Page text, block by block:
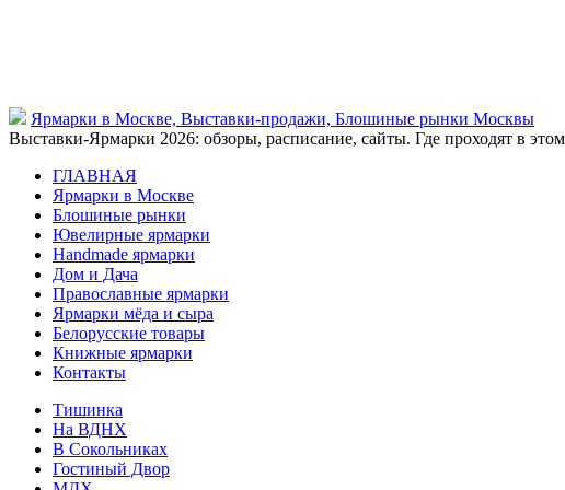
Ярмарки в Москве, Выставки-продажи, Блошиные рынки Москвы
Выставки-Ярмарки 2026: обзоры, расписание, сайты. Где проходят в этом
ГЛАВНАЯ
Ярмарки в Москве
Блошиные рынки
Ювелирные ярмарки
Нandmade ярмарки
Дом и Дача
Православные ярмарки
Ярмарки мёда и сыра
Белорусские товары
Книжные ярмарки
Контакты
Тишинка
На ВДНХ
В Сокольниках
Гостиный Двор